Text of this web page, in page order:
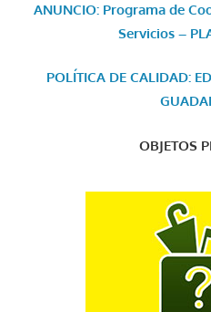
ANUNCIO: Programa de
Servicios –
POLÍTICA DE CALIDAD:
OBJETOS